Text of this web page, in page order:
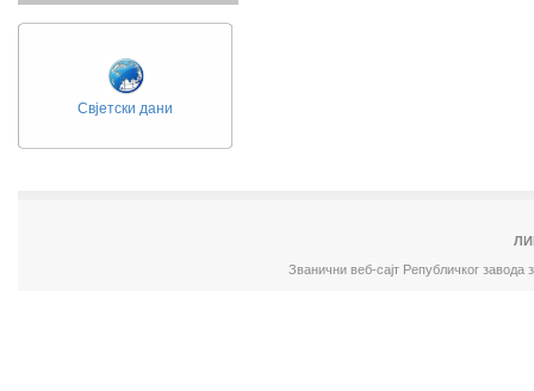
Свјетски дани
Званични веб-сајт Републичког